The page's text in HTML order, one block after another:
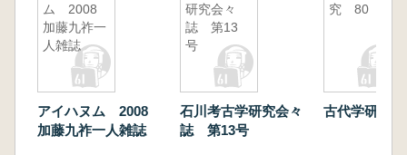
ム 2008
加藤九祚一
人雑誌
アイハヌム 2008
加藤九祚一人雑誌
研究会々
誌 第13
号
石川考古学研究会々
誌 第13号
究 80
古代学研究